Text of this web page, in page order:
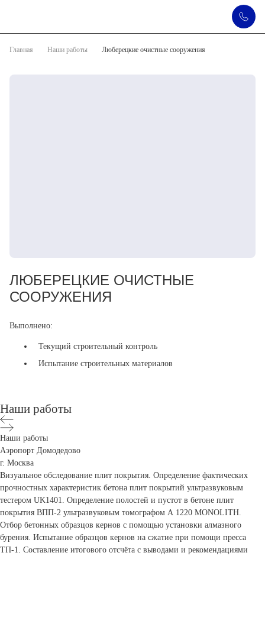
Главная Наши работы Люберецкие очистные сооружения
ЛЮБЕРЕЦКИЕ ОЧИСТНЫЕ
СООРУЖЕНИЯ
Выполнено:
Текущий строительный контроль
Испытание строительных материалов
Наши работы
Наши работы
Аэропорт Домодедово
г. Москва
Визуальное обследование плит покрытия. Определение фактических
прочностных характеристик бетона плит покрытий ультразвуковым
тестером UK1401. Определение полостей и пустот в бетоне плит
покрытия ВПП-2 ультразвуковым томографом А 1220 MONOLITH.
Отбор бетонных образцов кернов с помощью установки алмазного
бурения. Испытание образцов кернов на сжатие при помощи пресса
ТП-1. Составление итогового отсчёта с выводами и рекомендациями